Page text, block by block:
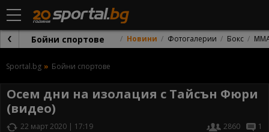
Бойни спортове Новини Фотогалерии Бокс
Sportal.bg Бойни спортове
Осем дни на изолация с Тайсън Фюри
(видео)
22 март 2020 | 17:19 2860 1